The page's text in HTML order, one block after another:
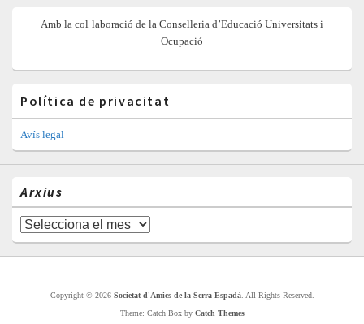
Amb la col·laboració de la Conselleria d’Educació Universitats i
Ocupació
Política de privacitat
Avís legal
Arxius
Arxius
Copyright © 2026 Societat d'Amics de la Serra Espadà. All Rights Reserved.
Theme: Catch Box by Catch Themes